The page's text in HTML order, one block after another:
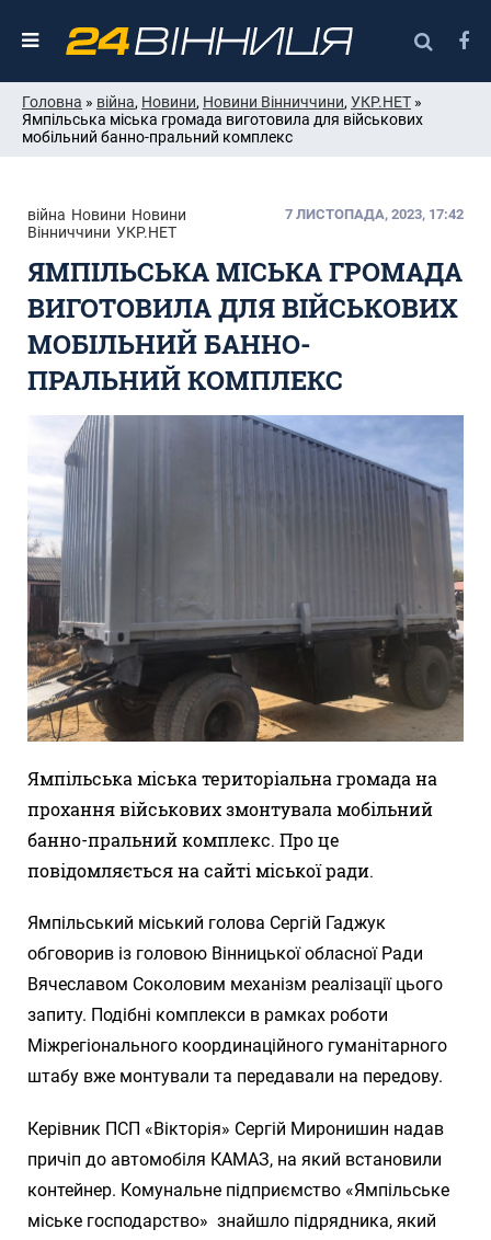
Головна » війна, Новини, Новини Вінниччини, УКР.НЕТ »
Ямпільська міська громада виготовила для військових
мобільний банно-пральний комплекс
війна Новини Новини
Вінниччини УКР.НЕТ
7 ЛИСТОПАДА, 2023, 17:42
ЯМПІЛЬСЬКА МІСЬКА ГРОМАДА
ВИГОТОВИЛА ДЛЯ ВІЙСЬКОВИХ
МОБІЛЬНИЙ БАННО-
ПРАЛЬНИЙ КОМПЛЕКС
Ямпільська міська територіальна громада на
прохання військових змонтувала мобільний
банно-пральний комплекс. Про це
повідомляється на сайті міської ради.
Ямпільський міський голова Сергій Гаджук
обговорив із головою Вінницької обласної Ради
Вячеславом Соколовим механізм реалізації цього
запиту. Подібні комплекси в рамках роботи
Міжрегіонального координаційного гуманітарного
штабу вже монтували та передавали на передову.
Керівник ПСП «Вікторія» Сергій Миронишин надав
причіп до автомобіля КАМАЗ, на який встановили
контейнер. Комунальне підприємство «Ямпільське
міське господарство» знайшло підрядника, який